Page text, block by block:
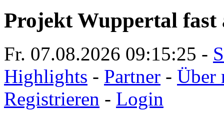
Projekt Wuppertal fast
Fr. 07.08.2026 09:15:25 -
Highlights - Partner - Über
Registrieren - Login